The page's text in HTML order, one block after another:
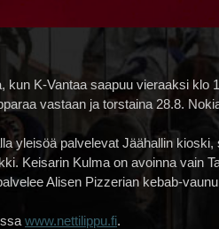
kun K-Vantaa saapuu vieraaksi klo
vastaan ja torstaina 28.8.
yleisöä palvelevat Jäähallin kioski,
Keisarin Kulma on avoinna vain
Alisen Pizzerian kebab-
www.nettilippu.fi.